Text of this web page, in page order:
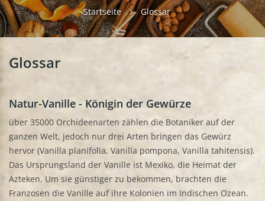
Startseite Glossar
Glossar
Natur-Vanille - Königin der Gewürze
über 35000 Orchideenarten zählen die Botaniker auf der
ganzen Welt, jedoch nur drei Arten bringen das Gewürz
hervor (Vanilla planifolia, Vanilla pompona, Vanilla tahitensis).
Das Ursprungsland der Vanille ist Mexiko, die Heimat der
Azteken. Um sie günstiger zu bekommen, brachten die
Franzosen die Vanille auf ihre Kolonien im Indischen Ozean.